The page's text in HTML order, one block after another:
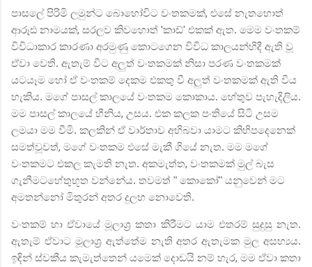
පාසලේ පිරිමි ලමුන්ට බොහෝවිට වංතකමක්, එසේ නැතහොත්
ආරූඪ නාමයක්, සරලව කිවහොත් 'කාඩ්' එකක් ඇත. මෙම වංතකම්
විවිධාකාර කාරණා අරමුණු කොටගෙන විවිධ කාලයන්හිදී ඇති වූ
ඒවා වෙති. ඇතැම් විට අලුත් වංතකමක් නිසා පරණ වංතකමක්
යටයෑම හෝ ඒ වංතකම් දෙකම එකතු වී අලුත් වංතකමක් ඇති විය
හැකිය. මගේ පාසල් කාලයේ වංතකම කොකාය. හේතුව පැහැදිලිය.
මම පාසල් කාලයේ හීනිය, උසය. එක කලක පංතියේ සිටි උසම
ලමයා මම වීමි. කලකින් ඒ වාර්තාව අභිබවා යාමට කිහිපදෙනෙක්
සමත්වූවත්, මගේ වංතකම එසේ මැකී ගියේ නැත. මම මගේ
වංතකමට එකල කැමති නැත. අකමැත්ත, වංතකමක් මුල් බැස
ගැනීමටහේතුභූත වන්නේය. තවමත් " කොකෝ" යනුවෙන් මට
අමතන්නෝ මිතුරන් අතර දුලභ නොවෙති.
වංතකම් හා ඒවායේ මූලාශ්‍ර කතා කිරීමට යාම එතරම් සුදුසු නැත.
ඇතැම් ඒවාට මූලාශ්‍ර ඇත්තේම නැති අතර ඇතැමක මුල අසභ්‍යය.
ඉඳින් ස්වකීය කැමැත්තෙන් යමෙක් දොඩයි නම් හැර, මම ඒවා කතා